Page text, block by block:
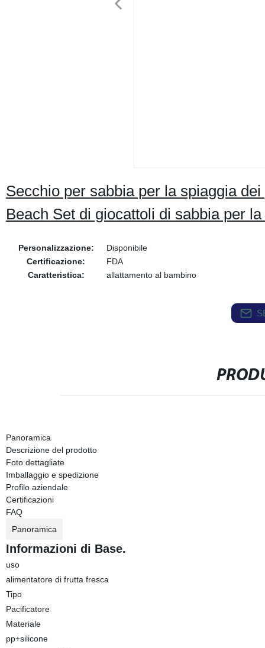
Secchio per sabbia per la spiaggia
Beach Set di giocattoli di sabbia per
Personalizzazione:
Disponibile
Certificazione:
FDA
Caratteristica:
allattamento al bambino
Panoramica
Descrizione del prodotto
Foto dettagliate
Imballaggio e spedizione
Profilo aziendale
Certificazioni
FAQ
Panoramica
Informazioni di Base.
uso
alimentatore di frutta fresca
Tipo
Pacificatore
Materiale
pp+silicone